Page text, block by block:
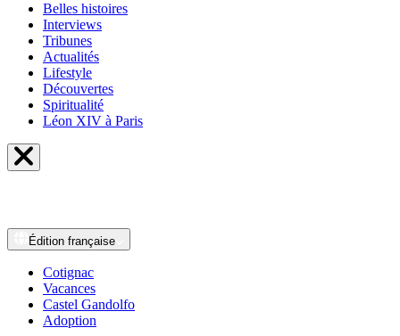
Belles histoires
Interviews
Tribunes
Actualités
Lifestyle
Découvertes
Spiritualité
Léon XIV à Paris
Édition française
Cotignac
Vacances
Castel Gandolfo
Adoption